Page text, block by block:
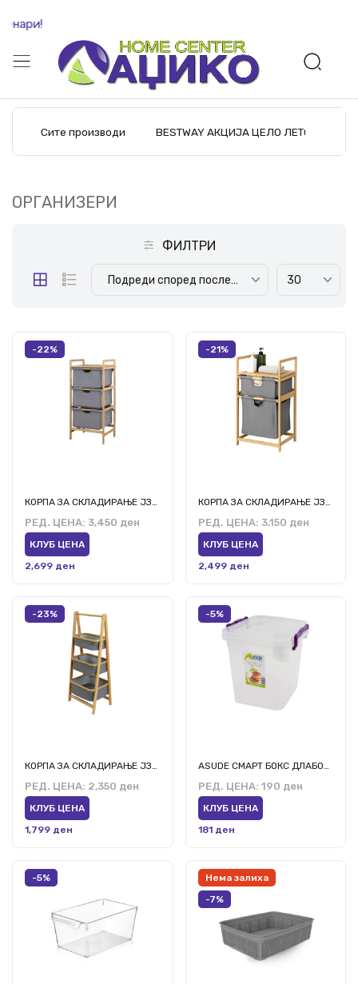
Сите производи BESTWAY АКЦИЈА ЦЕЛО ЛЕТО
ОРГАНИЗЕРИ
ФИЛТРИ
Подреди според последните производи 30
-22%
РЕД. ЦЕНА: 3,450 ден
КЛУБ ЦЕНА
2,699 ден
-21%
РЕД. ЦЕНА: 3,150 ден
КЛУБ ЦЕНА
2,499 ден
-23%
КОРПА ЗА СКЛАДИРАЊЕ ЈЗ-2
РЕД. ЦЕНА: 2,350 ден
КЛУБ ЦЕНА
1,799 ден
-5%
ASUDE СМАРТ БОКС ДЛАБОК АСД152 10Л
РЕД. ЦЕНА: 190 ден
КЛУБ ЦЕНА
181 ден
-5%
Нема залиха
-7%